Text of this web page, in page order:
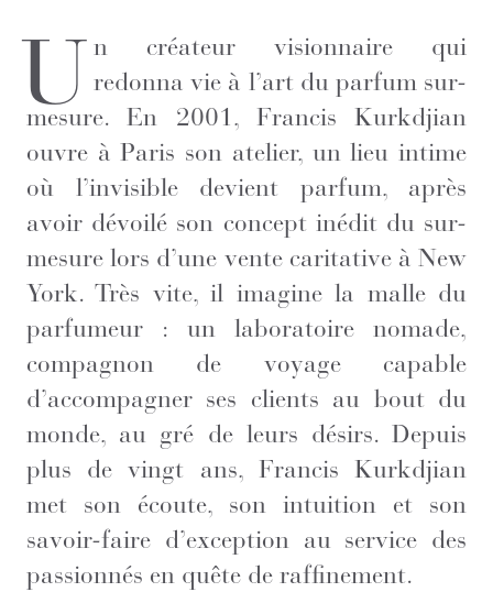
U n créateur visionnaire qui
redonna vie à l’art du parfum sur-
mesure. En 2001, Francis Kurkdjian
ouvre à Paris son atelier, un lieu intime
où l’invisible devient parfum, après
avoir dévoilé son concept inédit du sur-
mesure lors d’une vente caritative à New
York. Très vite, il imagine la malle du
parfumeur : un laboratoire nomade,
compagnon de voyage capable
d’accompagner ses clients au bout du
monde, au gré de leurs désirs. Depuis
plus de vingt ans, Francis Kurkdjian
met son écoute, son intuition et son
savoir-faire d’exception au service des
passionnés en quête de raffinement.